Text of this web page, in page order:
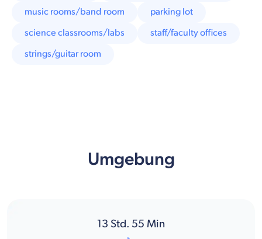
music rooms/band room
parking lot
science classrooms/labs
staff/faculty offices
strings/guitar room
Umgebung
13 Std. 55 Min